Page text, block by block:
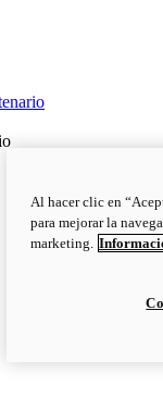
Al hacer clic en
para mejorar la
marketing.